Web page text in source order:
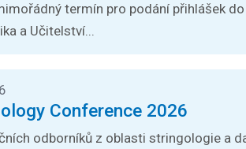
termín pro podání přihlášek
a Učitelství...
Conference 2026
odborníků z oblasti stringologie a